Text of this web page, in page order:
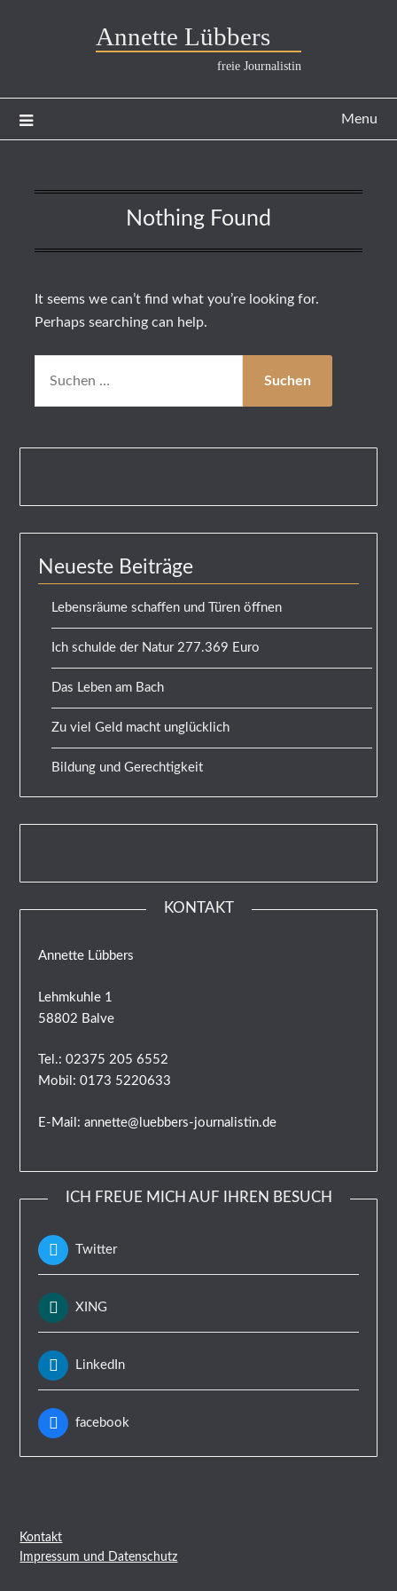
Annette Lübbers
freie Journalistin
Menu
Nothing Found
It seems we can’t find what you’re looking for.
Perhaps searching can help.
Neueste Beiträge
Lebensräume schaffen und Türen öffnen
Ich schulde der Natur 277.369 Euro
Das Leben am Bach
Zu viel Geld macht unglücklich
Bildung und Gerechtigkeit
KONTAKT
Annette Lübbers
Lehmkuhle 1
58802 Balve
Tel.: 02375 205 6552
Mobil: 0173 5220633
E-Mail: annette@luebbers-journalistin.de
ICH FREUE MICH AUF IHREN BESUCH
Twitter
XING
LinkedIn
facebook
Kontakt
Impressum und Datenschutz